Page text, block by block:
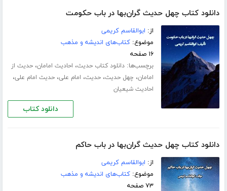
دانلود کتاب چهل حدیث گران‌بها در باب حکومت
از: ابوالقاسم کریمی
موضوع:کتاب‌های اندیشه و مذهب
۱۶ صفحه
برچسب‌ها:دانلود کتاب حدیث، احادیث امامان،حدیث از
امامان، چهل حدیث،حدیث، امام علی،حدیث امام علی،
احادیث شیعیان
دانلود کتاب
دانلود کتاب چهل حدیث گران‌بها در باب حاکم
از: ابوالقاسم کریمی
موضوع:کتاب‌های اندیشه و مذهب
۷۳ صفحه